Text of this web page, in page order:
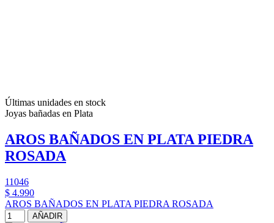
Últimas unidades en stock
Joyas bañadas en Plata
AROS BAÑADOS EN PLATA PIEDRA
ROSADA
11046
$ 4.990
AROS BAÑADOS EN PLATA PIEDRA ROSADA
AÑADIR